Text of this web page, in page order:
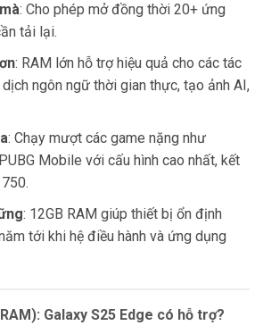
: Cho phép mở đồng thời 20+ ứng
tải lại.
: RAM lớn hỗ trợ hiệu quả cho các tác
ngôn ngữ thời gian thực, tạo ảnh AI,
: Chạy mượt các game nặng như
Mobile với cấu hình cao nhất, kết
: 12GB RAM giúp thiết bị ổn định
tới khi hệ điều hành và ứng dụng
Galaxy S25 Edge có hỗ trợ?